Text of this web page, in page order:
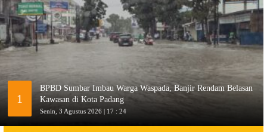
1
BPBD Sumbar Imbau Warga Waspada, Banjir Rendam Belasan
Kawasan di Kota Padang
Senin, 3 Agustus 2026 | 17 : 24